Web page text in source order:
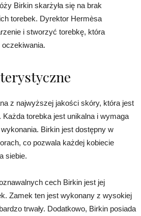
Birkin skarżyła się na brak
torebek. Dyrektor Hermèsa
i stworzyć torebkę, która
oczekiwania.
z najwyższej jakości skóry, która jest
torebka jest unikalna i wymaga
Birkin jest dostępny w
co pozwala każdej kobiecie
siebie.
cech Birkin jest jej
Zamek ten jest wykonany z wysokiej
trwały. Dodatkowo, Birkin posiada